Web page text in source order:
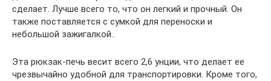
сделает. Лучше всего то, что он легкий и прочный. Он
также поставляется с сумкой для переноски и
небольшой зажигалкой..
Эта рюкзак-печь весит всего 2,6 унции, что делает ее
чрезвычайно удобной для транспортировки. Кроме того,